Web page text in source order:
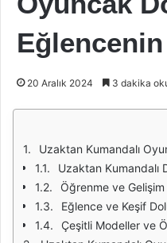
Eğlencenin
20 Aralık 2024 3 dakika
Uzaktan Kumandalı
Uzaktan Kumandalı
Öğrenme ve
Eğlence ve Keşif
Çeşitli Modeller ve